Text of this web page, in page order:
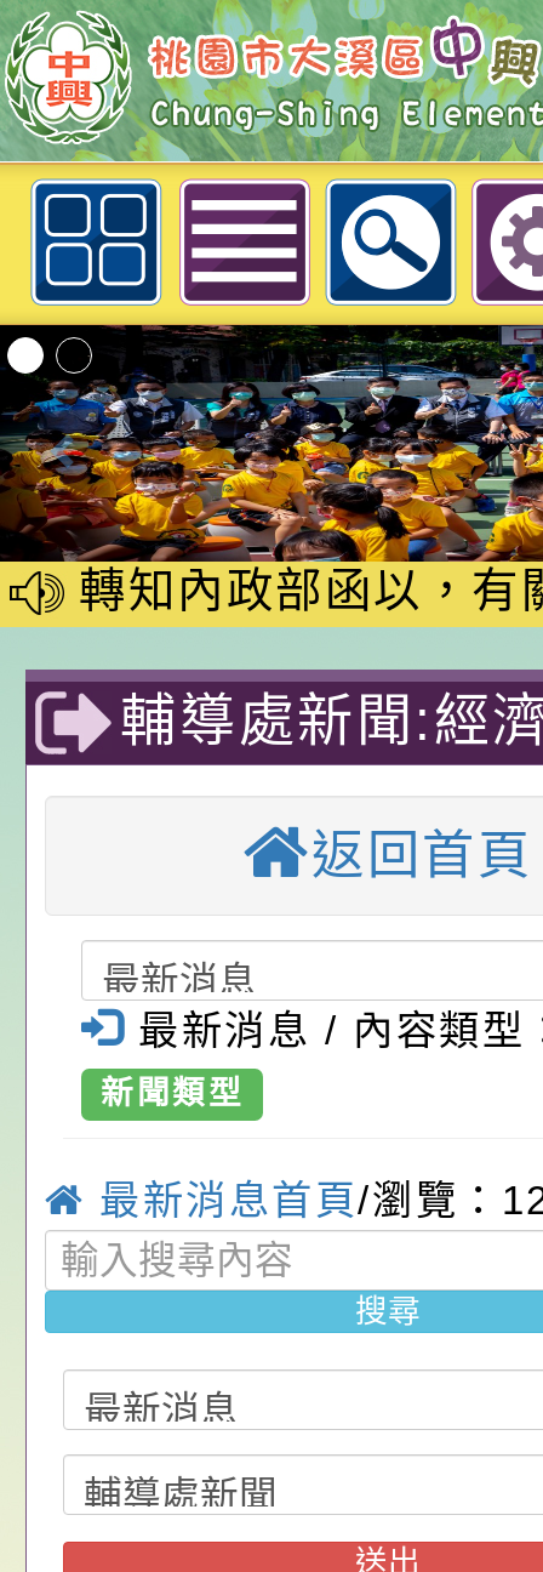
經濟部水利署辦理「水利防災教育
桃園市大溪區中興國民小學
「2026桃園市孔廟
動—儒門初開 智慧
桃園市政府家庭教育
家8月課程資訊」、
電影營」、「祖孫樂
「愛『原原』不絕-
樂會」、「邁向下一
列講座及成長團體
轉知內政部函以，有
員會函釋公務員留職
赴陸應申請許可一案
中興國民小學115學
期第1次第7-9招代課
甄選公告
本校「115學年度國
校課程計畫」核定一
轉知教育部國民及學
辦理「115年度教育
前教育署辦理性別
置課程與教學人才庫
畫」一案， 請教師
請，請查照。
公告:桃園市政府腸
施問答集
轉知:桃園市交通局
減碳存摺2.0」全民
桃園市政府家庭教育
年度祖孫樂淘桃－祖
祝活動」海報電子檔
位協助鼓勵所屬同仁
關（構）、學校、民
名參加，請查照
轉知有關銓敘部建置
員退休所得重審後實
算器」，公立學校退
亦可利用
「2026桃園市孔廟
動—儒門初開 智慧
桃園市政府家庭教育
家8月課程資訊」、
電影營」、「祖孫樂
「愛『原原』不絕-
樂會」、「邁向下一
列講座及成長團體」
轉知內政部函以，有
員會函釋公務員留職
赴陸應申請許可一案
中興國民小學115學
期第1次第7-9招代課
甄選公告
本校「115學年度國
校課程計畫」核定一
轉知教育部國民及學
辦理「115年度教育
前教育署辦理性別平
置課程與教學人才庫
公告:桃園市政府腸
施問答集
轉知:桃園市交通局
減碳存摺2.0」全民
桃園市政府家庭教育
輔導處新聞:經
署辦理「水利
教師增能研習
大溪區中興國
質教育國
返回首頁
最新消息 / 內容類型
新聞類型
最新消息首頁/瀏覽：
搜尋
送出